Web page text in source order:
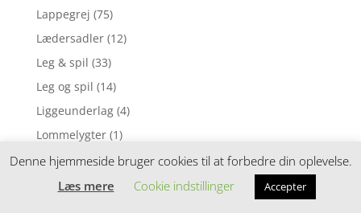
Lappegrej (75)
Lædersadler (12)
Leg & spil (33)
Leg og spil (14)
Liggeunderlag (4)
Lommelygter (1)
Lommelygter & pandelamper (7)
Loosefit cykelshorts (14)
Denne hjemmeside bruger cookies til at forbedre din oplevelse.
Læs mere
Cookie indstillinger Accepter